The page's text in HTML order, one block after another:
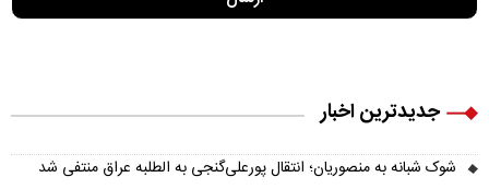
جدیدترین اخبار
شوک شبانه به منصوریان؛ انتقال پورعلی‌گنجی به الطلبه عراق منتفی شد